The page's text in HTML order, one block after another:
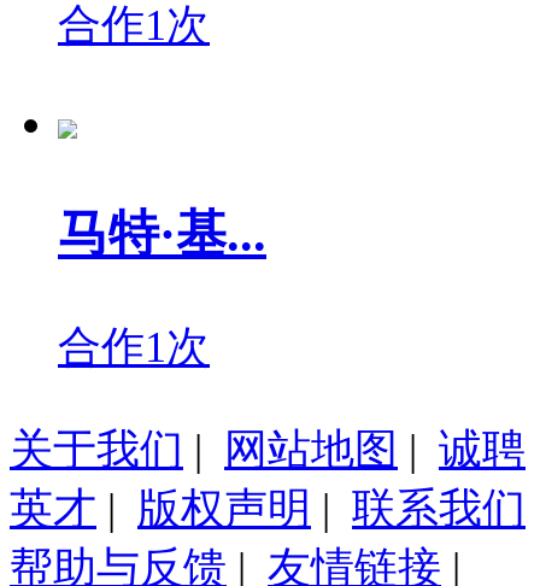
合作1次
马特·基...
合作1次
关于我们 | 网站地图 | 诚聘
英才 | 版权声明 | 联系我们
帮助与反馈 | 友情链接 |